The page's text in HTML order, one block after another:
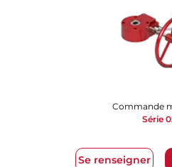
Se renseigner
Commande
Série